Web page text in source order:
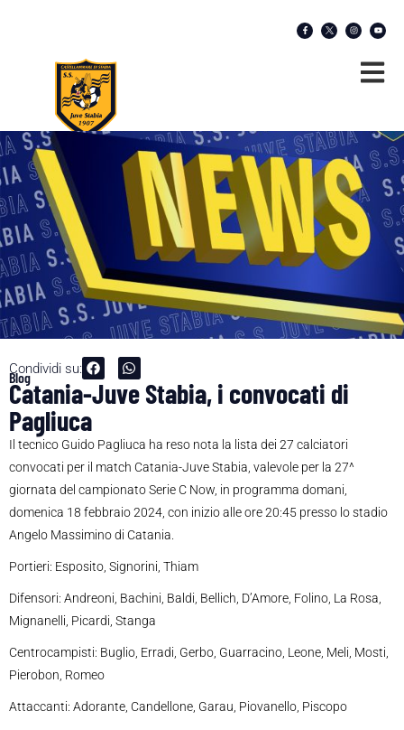
Condividi su:
Blog
Catania-Juve Stabia, i convocati di
Pagliuca
Il tecnico Guido Pagliuca ha reso nota la lista dei 27 calciatori
convocati per il match Catania-Juve Stabia, valevole per la 27^
giornata del campionato Serie C Now, in programma domani,
domenica 18 febbraio 2024, con inizio alle ore 20:45 presso lo stadio
Angelo Massimino di Catania.
Portieri: Esposito, Signorini, Thiam
Difensori: Andreoni, Bachini, Baldi, Bellich, D’Amore, Folino, La Rosa,
Mignanelli, Picardi, Stanga
Centrocampisti: Buglio, Erradi, Gerbo, Guarracino, Leone, Meli, Mosti,
Pierobon, Romeo
Attaccanti: Adorante, Candellone, Garau, Piovanello, Piscopo